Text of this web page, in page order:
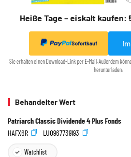
Heiße Tage – eiskalt kaufen:
Sofortkauf
Sie erhalten einen Download-Link per E-Mail. Außerdem
herunterladen.
Behandelter Wert
Patriarch Classic Dividende 4 Plus Fonds
HAFX6R
LU0967739193
Watchlist